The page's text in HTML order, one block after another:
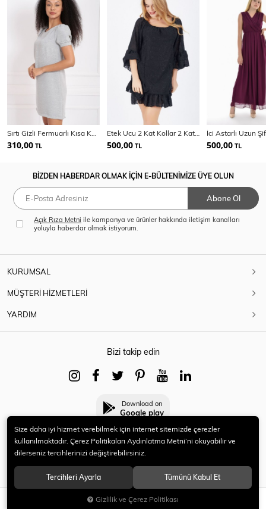
SEPETE EKLE
310,00 TL 500,00 TL 500,00 TL
BİZDEN HABERDAR OLMAK İÇİN E-BÜLTENİMİZE ÜYE OLUN
Abone Ol
Açık Rıza Metni ile kampanya ve ürünler hakkında iletişim kanalları
yoluyla haberdar olmak istiyorum.
KURUMSAL
MÜŞTERİ HİZMETLERİ
YARDIM
Bizi takip edin
Download on
Google play
© 2021 HERYENİ. Tüm hakları saklıdır.
Size daha iyi hizmet verebilmek için internet sitemizde çerezler
kullanılmaktadır. Çerez Politikaları Aydınlatma Metni’ni okuyabilir ve
dilerseniz tercihlerinizi değiştirebilirsiniz.
Tercihleri Ayarla Tümünü Kabul Et
Gizlilik ve Çerez Politikası